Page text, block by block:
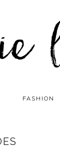
FASHION